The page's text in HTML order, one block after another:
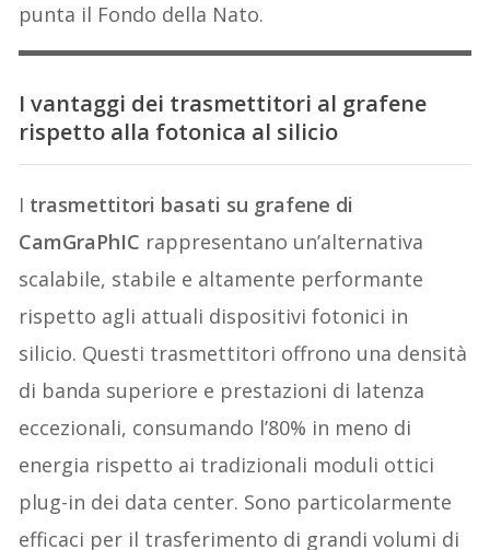
punta il Fondo della Nato.
I vantaggi dei trasmettitori al grafene
rispetto alla fotonica al silicio
I trasmettitori basati su grafene di
CamGraPhIC rappresentano un’alternativa
scalabile, stabile e altamente performante
rispetto agli attuali dispositivi fotonici in
silicio. Questi trasmettitori offrono una densità
di banda superiore e prestazioni di latenza
eccezionali, consumando l’80% in meno di
energia rispetto ai tradizionali moduli ottici
plug-in dei data center. Sono particolarmente
efficaci per il trasferimento di grandi volumi di